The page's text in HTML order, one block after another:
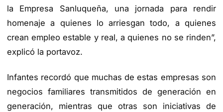
la Empresa Sanluqueña, una jornada para rendir
homenaje a quienes lo arriesgan todo, a quienes
crean empleo estable y real, a quienes no se rinden”,
explicó la portavoz.
Infantes recordó que muchas de estas empresas son
negocios familiares transmitidos de generación en
generación, mientras que otras son iniciativas de